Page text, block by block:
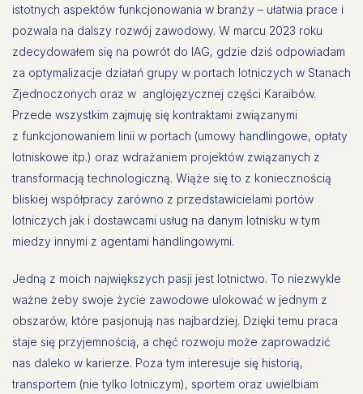
istotnych aspektów funkcjonowania w branży – ułatwia prace i
pozwala na dalszy rozwój zawodowy. W marcu 2023 roku
zdecydowałem się na powrót do IAG, gdzie dziś odpowiadam
za optymalizacje działań grupy w portach lotniczych w Stanach
Zjednoczonych oraz w anglojęzycznej części Karaibów.
Przede wszystkim zajmuję się kontraktami związanymi
z funkcjonowaniem linii w portach (umowy handlingowe, opłaty
lotniskowe itp.) oraz wdrażaniem projektów związanych z
transformacją technologiczną. Wiąże się to z koniecznością
bliskiej współpracy zarówno z przedstawicielami portów
lotniczych jak i dostawcami usług na danym lotnisku w tym
miedzy innymi z agentami handlingowymi.
Jedną z moich największych pasji jest lotnictwo. To niezwykle
ważne żeby swoje życie zawodowe ulokować w jednym z
obszarów, które pasjonują nas najbardziej. Dzięki temu praca
staje się przyjemnością, a chęć rozwoju może zaprowadzić
nas daleko w karierze. Poza tym interesuje się historią,
transportem (nie tylko lotniczym), sportem oraz uwielbiam